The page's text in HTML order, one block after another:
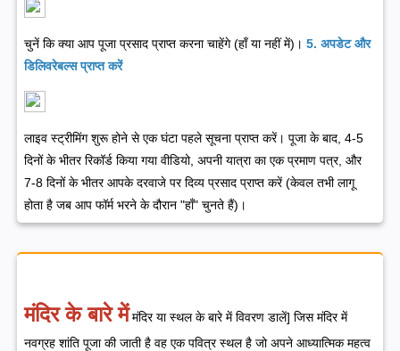
चुनें कि क्या आप पूजा प्रसाद प्राप्त करना चाहेंगे (हाँ या नहीं में)। 5. अपडेट और
डिलिवरेबल्स प्राप्त करें
लाइव स्ट्रीमिंग शुरू होने से एक घंटा पहले सूचना प्राप्त करें। पूजा के बाद, 4-5
दिनों के भीतर रिकॉर्ड किया गया वीडियो, अपनी यात्रा का एक प्रमाण पत्र, और
7-8 दिनों के भीतर आपके दरवाजे पर दिव्य प्रसाद प्राप्त करें (केवल तभी लागू
होता है जब आप फॉर्म भरने के दौरान "हाँ" चुनते हैं)।
मंदिर के बारे में मंदिर या स्थल के बारे में विवरण डालें] जिस मंदिर में
नवग्रह शांति पूजा की जाती है वह एक पवित्र स्थल है जो अपने आध्यात्मिक महत्व